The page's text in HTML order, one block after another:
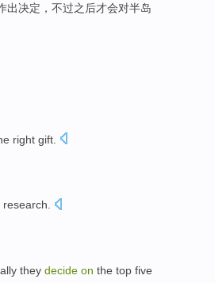
出决定， 不过之后才会对半岛
right gift.
research.
they decide on the top five